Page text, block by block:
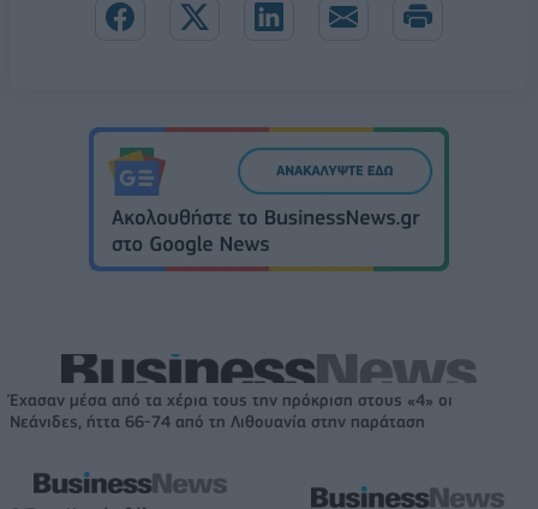
Έχασαν μέσα από τα χέρια τους την πρόκριση στους «4» οι
Νεάνιδες, ήττα 66-74 από τη Λιθουανία στην παράταση